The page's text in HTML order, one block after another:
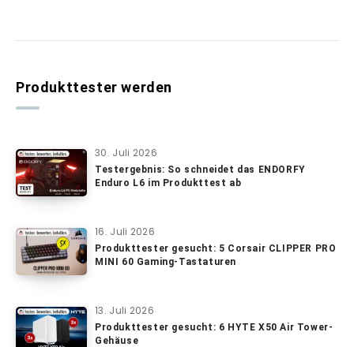
Produkttester werden
30. Juli 2026
Testergebnis: So schneidet das ENDORFY
Enduro L6 im Produkttest ab
16. Juli 2026
Produkttester gesucht: 5 Corsair CLIPPER PRO
MINI 60 Gaming-Tastaturen
13. Juli 2026
Produkttester gesucht: 6 HYTE X50 Air Tower-
Gehäuse